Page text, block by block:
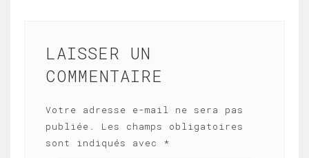
LAISSER UN
COMMENTAIRE
Votre adresse e-mail ne sera pas
publiée.
Les champs obligatoires
sont indiqués avec *